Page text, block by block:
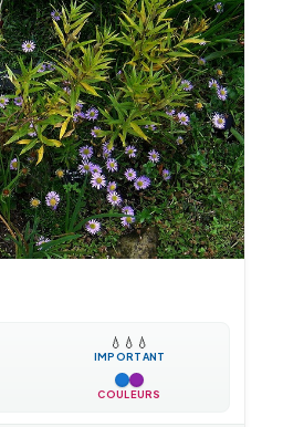
💧 💧 💧
IMPORTANT
COULEURS